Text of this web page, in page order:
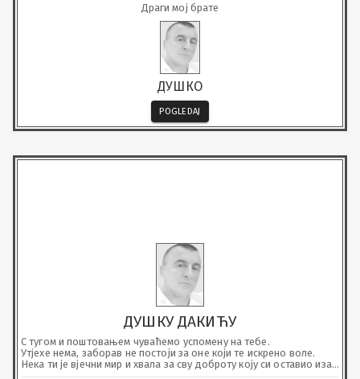
Драги мој брате
ДУШКО
POGLEDAJ
ДУШКУ ДАКИЋУ
С тугом и поштовањем чуваћемо успомену на тебе.
Утјехе нема, заборав не постоји за оне који те искрено воле.
Нека ти је вјечни мир и хвала за сву доброту коју си оставио иза
себе .